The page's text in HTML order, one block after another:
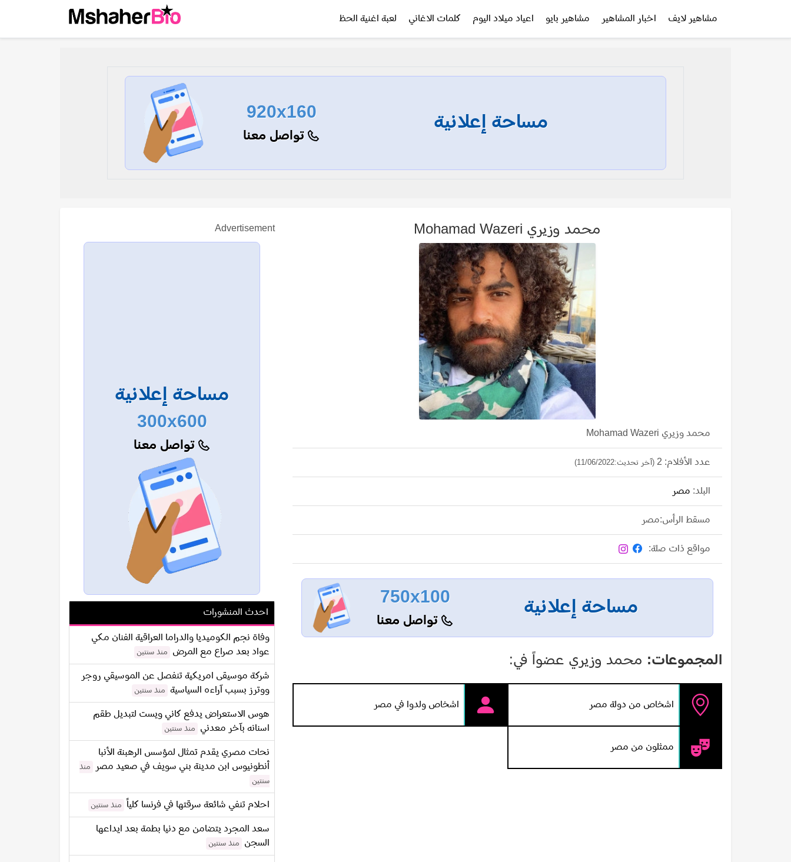
مشاهير لايف اخبار المشاهير مشاهير بايو اعياد ميلاد اليوم كلمات الاغاني لعبة اغنية الحظ
مساحة إعلانية
920x160
تواصل معنا
محمد وزيري Mohamad Wazeri
محمد وزيري Mohamad Wazeri
عدد الأفلام: 2 (آخر تحديث:11/06/2022)
البلد: مصر
مسقط الرأس:مصر
مواقع ذات صلة:
مساحة إعلانية
750x100
تواصل معنا
المجموعات: محمد وزيري عضواً في:
اشخاص من دولة مصر اشخاص ولدوا في مصر
ممثلون من مصر
Advertisement
مساحة إعلانية
300x600
تواصل معنا
احدث المنشورات
وفاة نجم الكوميديا والدراما العراقية الفنان مكي
عواد بعد صراع مع المرض
منذ سنتين
شركة موسيقى امريكية تنفصل عن الموسيقي روجر
ووترز بسبب آراءه السياسية
منذ سنتين
هوس الاستعراض يدفع كاني ويست لتبديل طقم
اسنانه بآخر معدني
منذ سنتين
نحات مصري يقدم تمثال لمؤسس الرهبنة الأنبا
أنطونيوس ابن مدينة بني سويف في صعيد مصر
منذ
سنتين
احلام تنفي شائعة سرقتها في فرنسا كلياً منذ سنتين
سعد المجرد يتضامن مع دنيا بطمة بعد ايداعها
السجن
منذ سنتين